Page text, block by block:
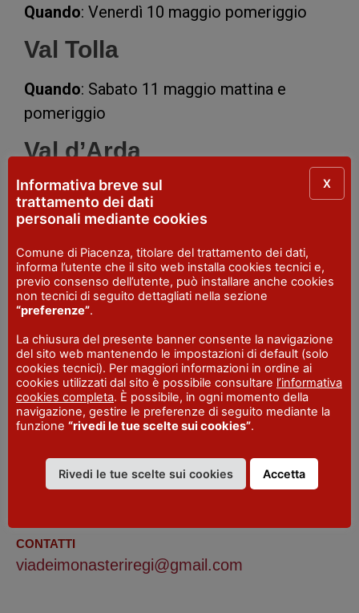
Quando: Venerdì 10 maggio pomeriggio
Val Tolla
Quando: Sabato 11 maggio mattina e
pomeriggio
Val d’Arda
Quando: Domenica 12 maggio mattina e
pomeriggio
Dettagli sul sitovisitaltavaldarda
Chiavenna Rocchetta- Chiavenna Rocchetta
- Lugagnano Val d'Arda
Rabbini- Loc Rabbini - Morfasso
Lugagnano Val d'Arda
10 - 12 maggio 2024
ORARIO
CONTATTI
viadeimonasteriregi@gmail.com
Informativa breve sul
trattamento dei dati
personali mediante cookies
Comune di Piacenza, titolare del trattamento dei dati,
informa l’utente che il sito web installa cookies tecnici e,
previo consenso dell’utente, può installare anche cookies
non tecnici di seguito dettagliati nella sezione
“preferenze”.
La chiusura del presente banner consente la navigazione
del sito web mantenendo le impostazioni di default (solo
cookies tecnici). Per maggiori informazioni in ordine ai
cookies utilizzati dal sito è possibile consultare l’informativa
cookies completa. È possibile, in ogni momento della
navigazione, gestire le preferenze di seguito mediante la
funzione “rivedi le tue scelte sui cookies”.
Rivedi le tue scelte sui cookies Accetta
X